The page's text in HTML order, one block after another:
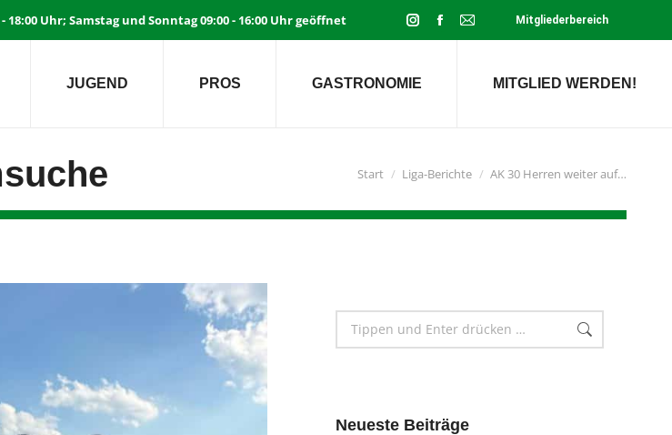
18:00 Uhr; Samstag und Sonntag 09:00 - 16:00 Uhr geöffnet
Instagram
opens
Facebook
E-
page
window
Mitgliederbereich
JUGEND PROS GASTRONOMIE MITGLIED WERDEN!
Sie befinden sich hier:
Start Liga-Berichte AK 30 Herren weiter auf…
Search:
Neueste Beiträge